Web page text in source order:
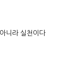
니라 실천이다